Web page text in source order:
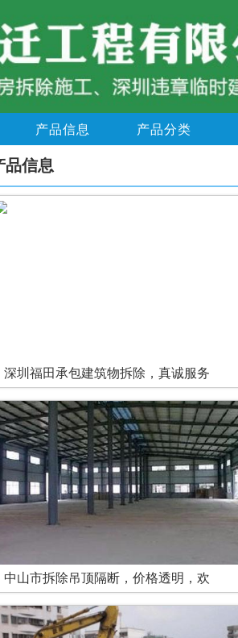
产品信息 产品分类
品信息
深圳福田承包建筑物拆除，真诚服务
中山市拆除吊顶隔断，价格透明，欢